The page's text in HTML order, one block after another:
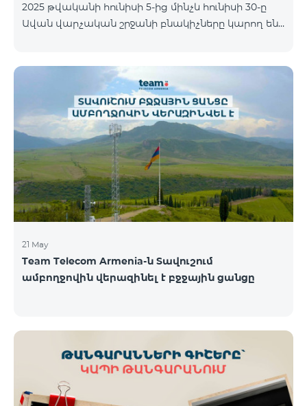
ներառումներին մանրամասն ծանոթանալու
համար կարող եք անցնել հետևյալ հղմամբ՝
է մինչև 1
2025 թվականի հունիսի 5-ից մինչև հունիսի 30-ը
Ավան վարչական շրջանի բնակիչները կարող են
Ակցիայի շրջանակում ԿՈՍՄՈ 4 12500 և ԿՈՍՄՈ 4
16500 փաթեթները տրամադրվում են հետևյալ
պայմաններով․ Առաջին 6 ամիսների ընթացքում՝
50% զեղչ, Հաջորդ 6 ամիսների ընթացքում՝ 25%
զեղչ։ ԿՈՍՄՈ սակագնային փաթեթների
ներառումներին մանրամասն ծանոթանալու
համար կարող եք անցնել հետևյալ հղմամբ՝
telecomarmenia.am/hy/cosmo * Ակցիան
երկարաձգվել է մինչ
21 May
Team Telecom Armenia-ն Տավուշում
ամբողջովին վերազինել է բջջային ցանցը